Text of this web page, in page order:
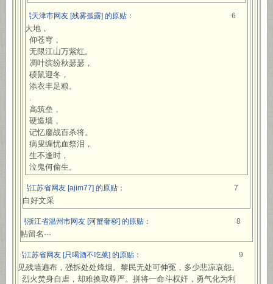
网易天津市网友 [残雾孤露] 的原贴： 6
扣大地，
仰苍穹，
无限江山万紫红。
凋叶缤纷秋瑟瑟，
硕鼠迎冬，
添衣丰足粮。
.
高筑垒，
硬造墙，
记忆鏖战百杀将。
病叟缠忧血祭泪，
生不逢时，
泣鬼何偷生。
网易江苏省网友 [ajim77] 的原贴： 7
不白好文采
网易浙江省温州市网友 [河蟹奢秽] 的原贴： 8
强帖留名···
网易江苏省网友 [只喝酒不吃菜] 的原贴： 9
只见残墙遍布，强拆处处烽烟。黎民无处可伸冤，多少悲凉哀怨。
烈火焚身自虐，却难换取尊严。拼将一命斗权奸，勇气化为利